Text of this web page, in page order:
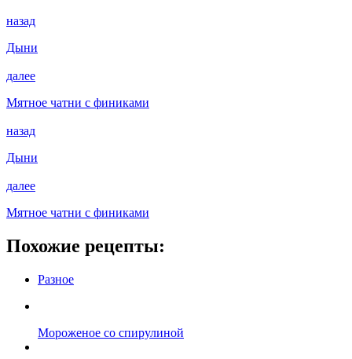
назад
Дыни
далее
Мятное чатни с финиками
назад
Дыни
далее
Мятное чатни с финиками
Похожие рецепты:
Разное
Мороженое со спирулиной